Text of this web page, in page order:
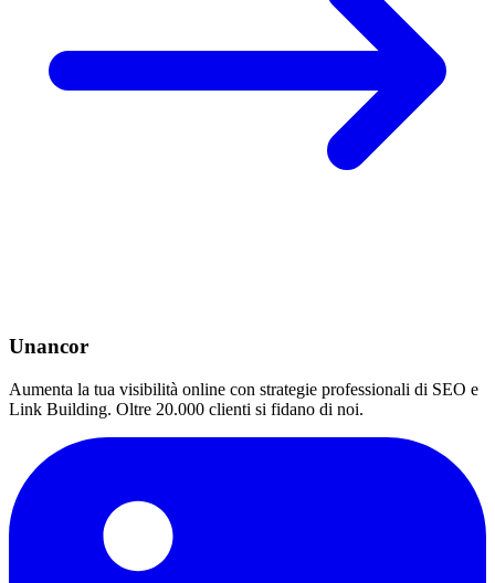
Unancor
Aumenta la tua visibilità online con strategie professionali di SEO e
Link Building. Oltre 20.000 clienti si fidano di noi.